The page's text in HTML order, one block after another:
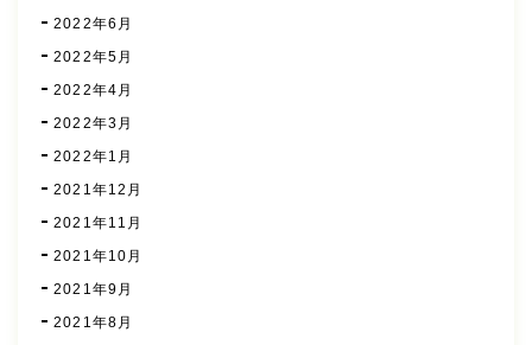
2022年6月
2022年5月
2022年4月
2022年3月
2022年1月
2021年12月
2021年11月
2021年10月
2021年9月
2021年8月